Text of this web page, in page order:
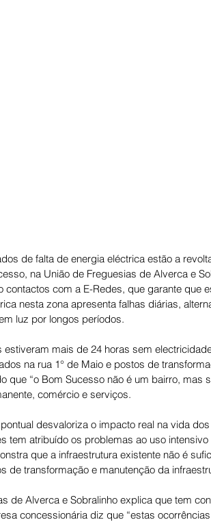
de falta de energia eléctrica estão a
na União de Freguesias de Alverca e
contactos com a E-Redes, que garante que
nesta zona apresenta falhas diárias,
luz por longos períodos.
estiveram mais de 24 horas sem
na rua 1° de Maio e postos de
que “o Bom Sucesso não é um bairro, mas
comércio e serviços.
desvaloriza o impacto real na vida
tem atribuído os problemas ao uso
que a infraestrutura existente não é
de transformação e manutenção da
de Alverca e Sobralinho explica que tem
concessionária diz que “estas